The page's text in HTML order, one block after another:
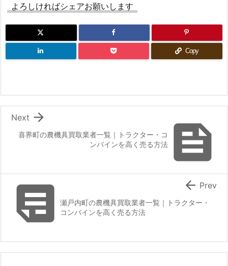
よろしければシェアお願いします
Copy

喜界町の農機具買取業者一覧｜トラクター・コ
ンバインを高く売る方法

Next
瀬戸内町の農機具買取業者一覧｜トラクター・
コンバインを高く売る方法
 Prev